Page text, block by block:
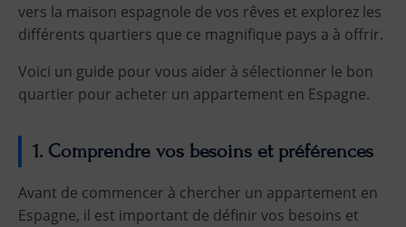
vers la maison espagnole de vos rêves et explorez les
différents quartiers que ce magnifique pays a à offrir.
Voici un guide pour vous aider à sélectionner le bon
quartier pour acheter un appartement en Espagne.
1. Comprendre vos besoins et préférences
Avant de commencer à chercher un appartement en
Espagne, il est important de définir vos besoins et